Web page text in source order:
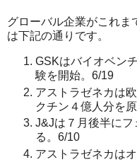
グローバル企業がこれま
は下記の通りです。
GSKはバイオベン
験を開始。6/19
アストラゼネカは
クチン４億人分を
J&Jは７月後半に
る。6/10
アストラゼネカは